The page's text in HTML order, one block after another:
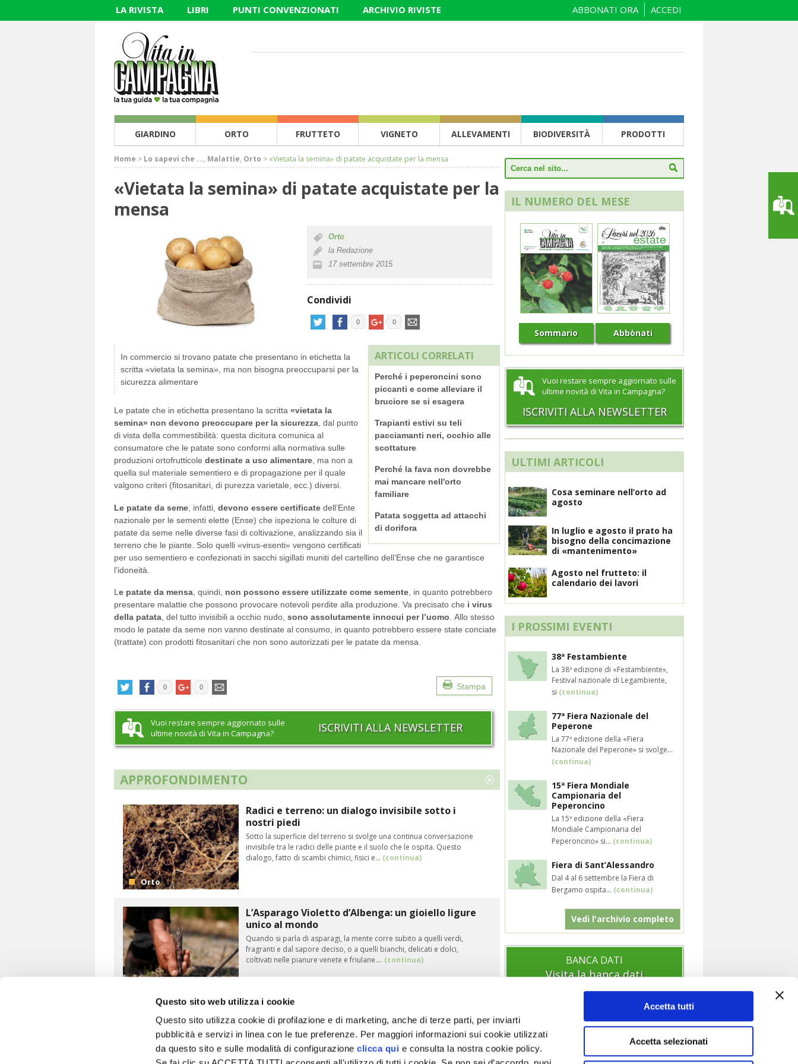
Questo sito web utilizza i cookie
Questo sito utilizza cookie di profilazione e di marketing, anche di terze parti, per inviarti
pubblicità e servizi in linea con le tue preferenze. Per maggiori informazioni sui cookie utilizzati
da questo sito e sulle modalità di configurazioneclicca qui e consulta la nostra cookie policy.
Accetta tutti
Accetta selezionati
LA RIVISTA LIBRI PUNTI CONVENZIONATI ARCHIVIO RIVISTE ACCEDI
ABBONATI ORA
GIARDINO ORTO FRUTTETO VIGNETO ALLEVAMENTI BIODIVERSITÀ PRODOTTI
Home > Lo sapevi che ..., Malattie, Orto > «Vietata la semina» di patate acquistate per la mensa
«Vietata la semina» di patate acquistate per la
mensa
Orto
la Redazione
17 settembre 2015
Condividi
0 0
ARTICOLI CORRELATI
Perché i peperoncini sono
piccanti e come alleviare il
bruciore se si esagera
Trapianti estivi su teli
pacciamanti neri, occhio alle
scottature
Perché la fava non dovrebbe
mai mancare nell'orto
familiare
Patata soggetta ad attacchi
di dorifora
In commercio si trovano patate che presentano in etichetta la
scritta «vietata la semina», ma non bisogna preoccuparsi per la
sicurezza alimentare
Le patate che in etichetta presentano la scritta «vietata la
semina» non devono preoccupare per la sicurezza , dal punto
di vista della commestibilità: questa dicitura comunica al
consumatore che le patate sono conformi alla normativa sulle
produzioni ortofrutticole destinate a uso alimentare , ma non a
quella sul materiale sementiero e di propagazione per il quale
valgono criteri (fitosanitari, di purezza varietale, ecc.) diversi.
Le patate da seme , infatti, devono essere certificate dell’Ente
nazionale per le sementi elette (Ense) che ispeziona le colture di
patate da seme nelle diverse fasi di coltivazione, analizzando sia il
terreno che le piante. Solo quelli «virus-esenti» vengono certificati
per uso sementiero e confezionati in sacchi sigillati muniti del cartellino dell’Ense che ne garantisce
l’idoneità.
Le patate da mensa, quindi, non possono essere utilizzate come semente, in quanto potrebbero
presentare malattie che possono provocare notevoli perdite alla produzione. Va precisato che i virus
della patata, del tutto invisibili a occhio nudo, sono assolutamente innocui per l’uomo. Allo stesso
modo le patate da seme non vanno destinate al consumo, in quanto potrebbero essere state conciate
(trattate) con prodotti fitosanitari che non sono autorizzati per le patate da mensa.
Stampa
0 0
Vuoi restare sempre aggiornato sulle
ultime novità di Vita in Campagna?
ISCRIVITI ALLA NEWSLETTER
APPROFONDIMENTO
Orto
Radici e terreno: un dialogo invisibile sotto i
nostri piedi
Sotto la superficie del terreno si svolge una continua conversazione
invisibile tra le radici delle piante e il suolo che le ospita. Questo
dialogo, fatto di scambi chimici, fisici e… (continua)
L’Asparago Violetto d’Albenga: un gioiello ligure
unico al mondo
Quando si parla di asparagi, la mente corre subito a quelli verdi,
fragranti e dal sapore deciso, o a quelli bianchi, delicati e dolci,
coltivati nelle pianure venete e friulane.… (continua)
IL NUMERO DEL MESE
Sommario Abbònati
Vuoi restare sempre aggiornato sulle
ultime novità di Vita in Campagna?
ISCRIVITI ALLA NEWSLETTER
ULTIMI ARTICOLI
Cosa seminare nell’orto ad
agosto
In luglio e agosto il prato ha
bisogno della concimazione
di «mantenimento»
Agosto nel frutteto: il
calendario dei lavori
I PROSSIMI EVENTI
38ª Festambiente
La 38ª edizione di «Festambiente»,
Festival nazionale di Legambiente,
si (continua)
77ª Fiera Nazionale del
Peperone
La 77ª edizione della «Fiera
Nazionale del Peperone» si svolge...
(continua)
15ª Fiera Mondiale
Campionaria del
Peperoncino
La 15ª edizione della «Fiera
Mondiale Campionaria del
Peperoncino» si... (continua)
Fiera di Sant’Alessandro
Dal 4 al 6 settembre la Fiera di
Bergamo ospita... (continua)
Vedi l'archivio completo
BANCA DATI
Visita la banca dati
VITA IN CAMPAGNA
© 2026 - Tutti i diritti riservati
ESPLORA VITA IN CAMPAGNA
Chi siamo Note legali
SEZIONI
Giardino Allevamenti
SOCIAL
Segui anche i nostri profili social per